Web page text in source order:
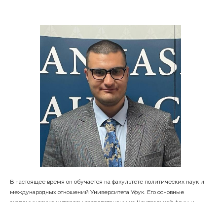
В настоящее время он обучается на факультете политических наук и
международных отношений Университета Уфук. Его основные